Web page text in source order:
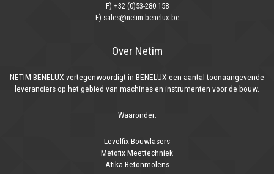
F) +32 (0)53-280 158
E) sales@netim-benelux.be
Over Netim
NETIM BENELUX vertegenwoordigt in BENELUX een aantal toonaangevende
leveranciers op het gebied van machines en instrumenten voor de bouw.
Waaronder:
Levelfix Bouwlasers
Metofix Meettechniek
Atika Betonmolens